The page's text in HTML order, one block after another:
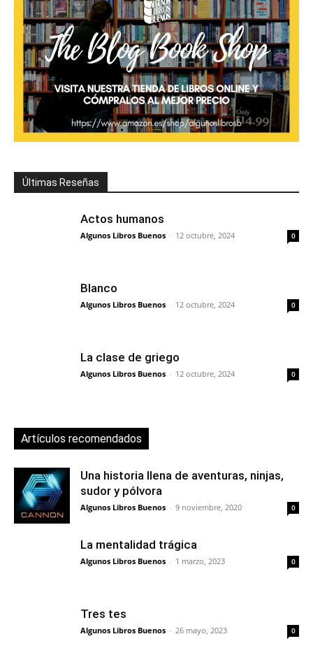
Últimas Reseñas
Actos humanos
Algunos Libros Buenos - 12 octubre, 2024 0
Blanco
Algunos Libros Buenos - 12 octubre, 2024 0
La clase de griego
Algunos Libros Buenos - 12 octubre, 2024 0
Artículos recomendados
Una historia llena de aventuras, ninjas,
sudor y pólvora
Algunos Libros Buenos - 9 noviembre, 2020 0
La mentalidad trágica
Algunos Libros Buenos - 1 marzo, 2023 0
Tres tes
Algunos Libros Buenos - 26 mayo, 2023 0